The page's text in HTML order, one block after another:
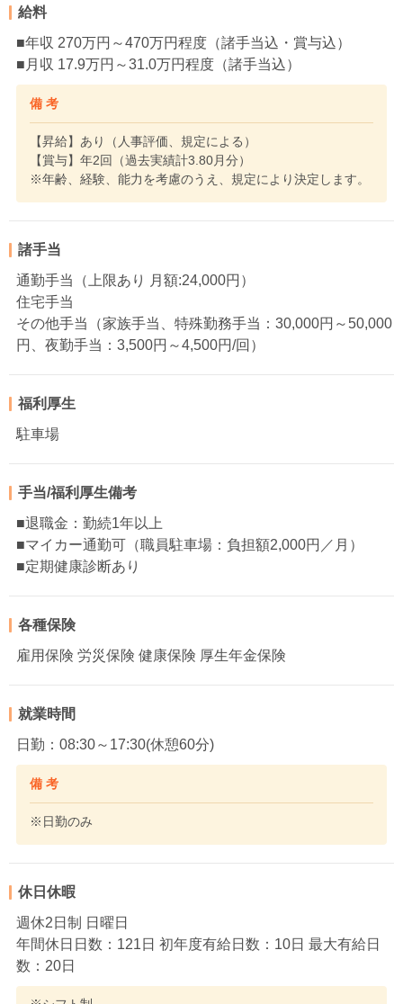
給料
■年収 270万円～470万円程度（諸手当込・賞与込）
■月収 17.9万円～31.0万円程度（諸手当込）
備 考
【昇給】あり（人事評価、規定による）
【賞与】年2回（過去実績計3.80月分）
※年齢、経験、能力を考慮のうえ、規定により決定します。
諸手当
通勤手当（上限あり 月額:24,000円）
住宅手当
その他手当（家族手当、特殊勤務手当：30,000円～50,000
円、夜勤手当：3,500円～4,500円/回）
福利厚生
駐車場
手当/福利厚生備考
■退職金：勤続1年以上
■マイカー通勤可（職員駐車場：負担額2,000円／月）
■定期健康診断あり
各種保険
雇用保険 労災保険 健康保険 厚生年金保険
就業時間
日勤：08:30～17:30(休憩60分)
備 考
※日勤のみ
休日休暇
週休2日制 日曜日
年間休日日数：121日 初年度有給日数：10日 最大有給日
数：20日